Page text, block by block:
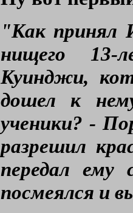
"Как принял
нищего 13-
Куинджи,
дошел к
ученики? -
разрешил
передал ему
посмеялся и